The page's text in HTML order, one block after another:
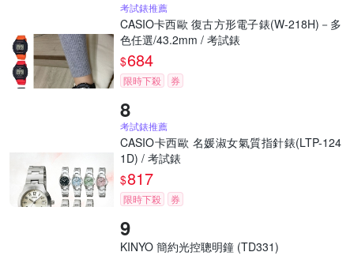
考試錶推薦
CASIO卡西歐 復古方形電子錶(W-218H)－多
色任選/43.2mm / 考試錶
$684
限時下殺 券
考試錶推薦
CASIO卡西歐 名媛淑女氣質指針錶(LTP-124
1D) / 考試錶
$817
限時下殺 券
KINYO 簡約光控聰明鐘 (TD331)